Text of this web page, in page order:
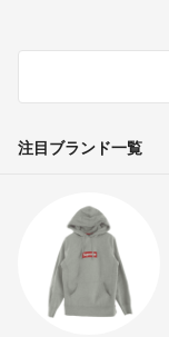
注目ブランド一覧